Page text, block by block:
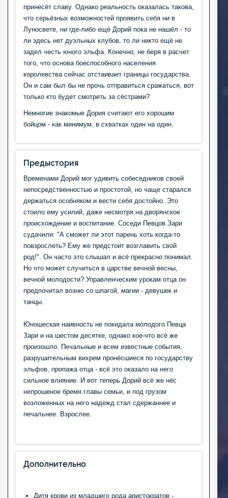
принесёт славу. Однако реальность оказалась такова,
что серьёзных возможностей проявить себя ни в
Луносвете, ни где-либо ещё Дорий пока не нашёл - то
ли здесь нет дуэльных клубов, то ли никто ещё не
задел честь юного эльфа. Конечно, не беря в расчет
того, что основа боеспособного населения
королевства сейчас отстаивает границы государства.
Он и сам был бы не прочь отправиться сражаться, вот
только кто будет смотреть за сёстрами?
Немногие знакомые Дория считают его хорошим
бойцом - как минимум, в схватках один на один.
Предыстория
Временами Дорий мог удивить собеседников своей
непосредственностью и простотой, но чаще старался
держаться особняком и вести себя достойно. Это
стоило ему усилий, даже несмотря на дворянское
происхождение и воспитание. Соседи Певцов Зари
судачили: "А сможет ли этот парень хоть когда-то
повзрослеть? Ему же предстоит возглавить свой
род!". Он часто это слышал и всё прекрасно понимал.
Но что может случиться в царстве вечной весны,
вечной молодости? Управленческим урокам отца он
предпочитал возню со шпагой, магии - девушек и
танцы.
Юношеская наивность не покидала молодого Певца
Зари и на шестом десятке, однако кое-что всё же
произошло. Печальные и всем известные события,
разрушительным вихрем пронёсшиеся по государству
эльфов, пропажа отца - всё это оказало на него
сильное влияние. И вот теперь Дорий всё же нёс
непрошеное бремя главы семьи, и под грузом
возложенных на него надежд стал сдержаннее и
печальнее. Взрослее.
Дополнительно
Дитя крови из младшего рода аристократов -